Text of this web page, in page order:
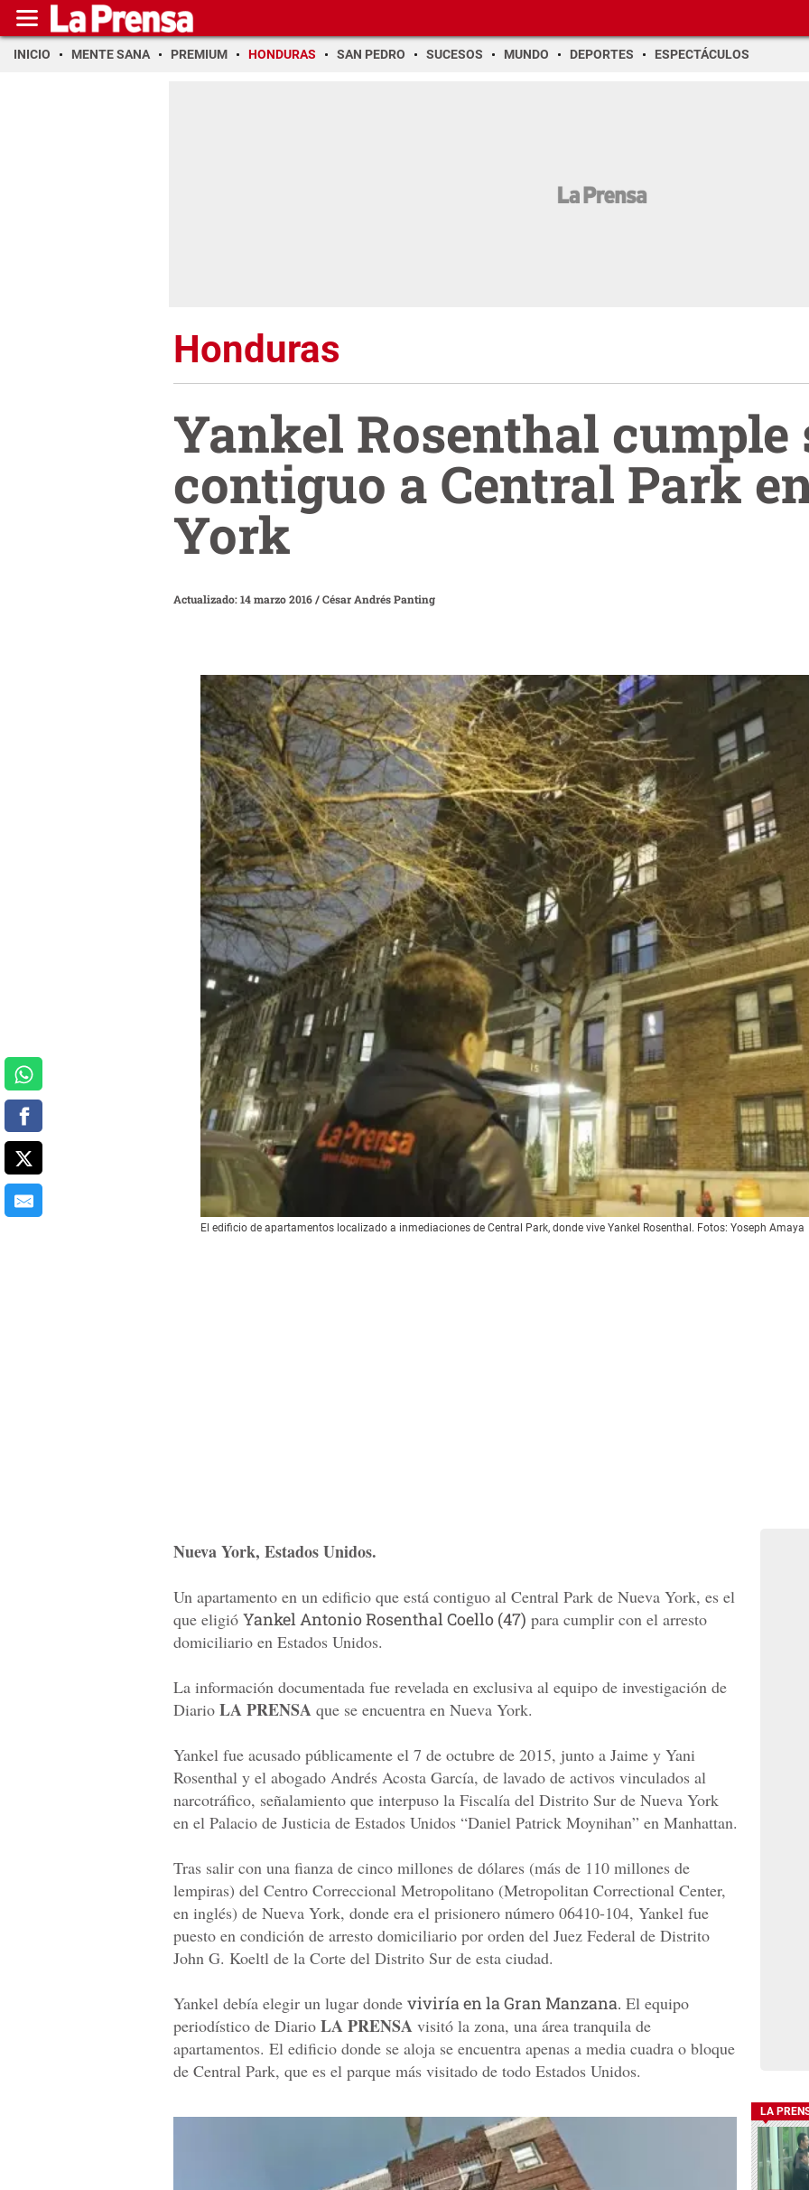
INICIO MENTE SANA PREMIUM HONDURAS SAN PEDRO SUCESOS MUNDO DEPORTES ESPECTÁCULOS
Honduras
Yankel Rosenthal cumple
contiguo a Central Park
York
Actualizado: 14 marzo 2016/César Andrés Panting
El edificio de apartamentos localizado a inmediaciones de Central Park, donde vive Yankel Rosenthal. Fotos: Yoseph Amaya
Nueva York, Estados Unidos.
Un apartamento en un edificio que está contiguo al Central Park de Nueva York, es el
que eligió Yankel Antonio Rosenthal Coello (47) para cumplir con el arresto
domiciliario en Estados Unidos.
La información documentada fue revelada en exclusiva al equipo de investigación de
Diario LA PRENSA que se encuentra en Nueva York.
Yankel fue acusado públicamente el 7 de octubre de 2015, junto a Jaime y Yani
Rosenthal y el abogado Andrés Acosta García, de lavado de activos vinculados al
narcotráfico, señalamiento que interpuso la Fiscalía del Distrito Sur de Nueva York
en el Palacio de Justicia de Estados Unidos “Daniel Patrick Moynihan” en Manhattan.
Tras salir con una fianza de cinco millones de dólares (más de 110 millones de
lempiras) del Centro Correccional Metropolitano (Metropolitan Correctional Center,
en inglés) de Nueva York, donde era el prisionero número 06410-104, Yankel fue
puesto en condición de arresto domiciliario por orden del Juez Federal de Distrito
John G. Koeltl de la Corte del Distrito Sur de esta ciudad.
Yankel debía elegir un lugar donde viviría en la Gran Manzana. El equipo
periodístico de Diario LA PRENSA visitó la zona, una área tranquila de
apartamentos. El edificio donde se aloja se encuentra apenas a media cuadra o bloque
de Central Park, que es el parque más visitado de todo Estados Unidos.
LA